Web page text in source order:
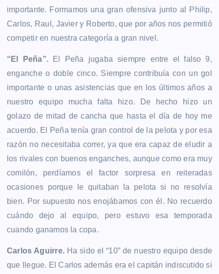
importante. Formamos una gran ofensiva junto al Philip,
Carlos, Raul, Javier y Roberto, que por años nos permitió
competir en nuestra categoría a gran nivel.
“El Peña”. El Peña jugaba siempre entre el falso 9,
enganche o doble cinco. Siempre contribuía con un gol
importante o unas asistencias que en los últimos años a
nuestro equipo mucha falta hizo. De hecho hizo un
golazo de mitad de cancha que hasta el día de hoy me
acuerdo. El Peña tenía gran control de la pelota y por esa
razón no necesitaba correr, ya que era capaz de eludir a
los rivales con buenos enganches, aunque como era muy
comilón, perdíamos el factor sorpresa en reiteradas
ocasiones porque le quitaban la pelota si no resolvía
bien. Por supuesto nos enojábamos con él. No recuerdo
cuándo dejo al equipo, pero estuvo esa temporada
cuando ganamos la copa.
Carlos Aguirre.Ha sido el “10” de nuestro equipo desde
que llegue. El Carlos además era el capitán indiscutido si